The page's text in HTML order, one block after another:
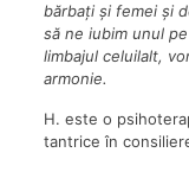
bărbați și femei și
să ne iubim unul
limbajul celuilalt,
armonie.
H. este o
tantrice în